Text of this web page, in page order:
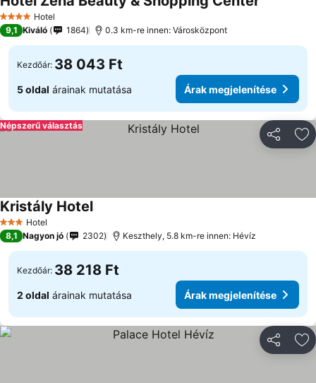
4 KategóriaHotel
9,1 Kiváló 1864 0.3 km-re innen: Városközpont
Kezdőár: 38 043 Ft
5 oldal árainak mutatása Árak megjelenítése
Népszerű választás
3 Kategória
Hotel
Kristály HotelÁrak megjelenítése
8,1 Nagyon jó 2302 Keszthely, 5.8 km-re innen: Hévíz
Kezdőár: 38 218 Ft
2 oldal árainak mutatása Árak megjelenítése